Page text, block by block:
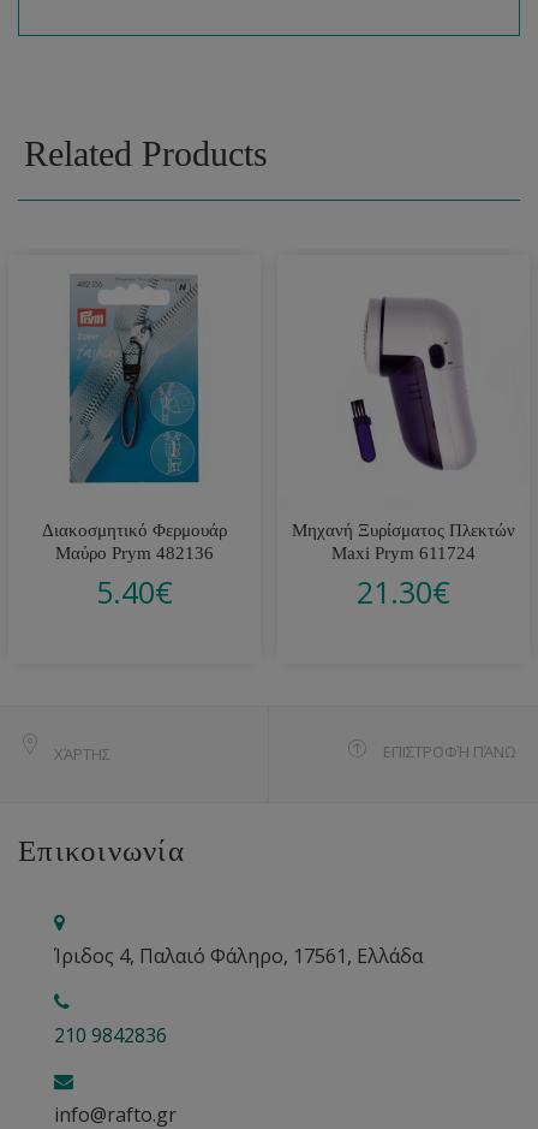
Related Products
Διακοσμητικό Φερμουάρ
Μαύρο Prym 482136
5.40€
Μηχανή Ξυρίσματος Πλεκτών
Maxi Prym 611724
21.30€
ΧΆΡΤΗΣ ΕΠΙΣΤΡΟΦΉ ΠΆΝΩ
Επικοινωνία
Ίριδος 4, Παλαιό Φάληρο, 17561, Ελλάδα
210 9842836
info@rafto.gr